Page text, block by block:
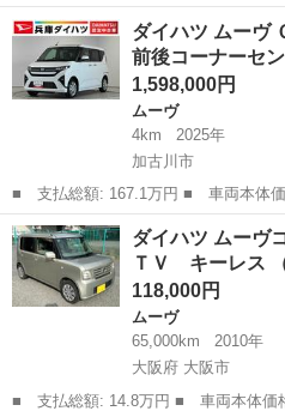
ー名： ダイハツ ■ 車種名： ム
ーボ クルコン 両側電動スライド
１年保証...
兵庫 揖保郡 ムーヴ
ダイハツ ムー
前後コーナーセ
1,598,000円
ムーヴ
4km
2025年
加古川市
■ 支払総額: 167.1万円 ■ 車両本体価格： 1,598,000 円 ■ メーカ
ー名： ダイハツ ■ 車種名： ム
電動スライドドア 前後コーナーセ
限１年保...
兵庫 加古川市
ダイハツ ムー
ＴＶ キーレス （
118,000円
ムーヴ
65,000km
2010年
大阪府 大阪市
■ 支払総額: 14.8万円 ■ 車両本体価格： 118,000 円 ■ メーカー